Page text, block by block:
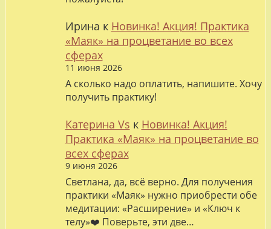
Ирина к Новинка! Акция! Практика
«Маяк» на процветание во всех
сферах
11 июня 2026
А сколько надо оплатить, напишите. Хочу
получить практику!
Катерина Vs к Новинка! Акция!
Практика «Маяк» на процветание во
всех сферах
9 июня 2026
Светлана, да, всё верно. Для получения
практики «Маяк» нужно приобрести обе
медитации: «Расширение» и «Ключ к
телу»❤️ Поверьте, эти две…